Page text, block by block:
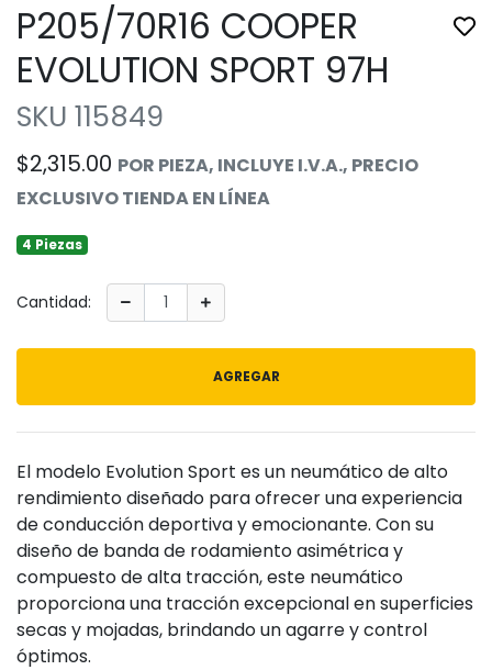
P205/70R16 COOPER
EVOLUTION SPORT 97H
SKU 115849
$2,315.00 POR PIEZA, INCLUYE I.V.A., PRECIO
EXCLUSIVO TIENDA EN LÍNEA
4 Piezas
Cantidad:
AGREGAR
El modelo Evolution Sport es un neumático de alto
rendimiento diseñado para ofrecer una experiencia
de conducción deportiva y emocionante. Con su
diseño de banda de rodamiento asimétrica y
compuesto de alta tracción, este neumático
proporciona una tracción excepcional en superficies
secas y mojadas, brindando un agarre y control
óptimos.